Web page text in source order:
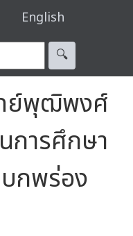
English
🔍︎
ย์พุฒิพงศ์
ารศึกษา
กพร่อง